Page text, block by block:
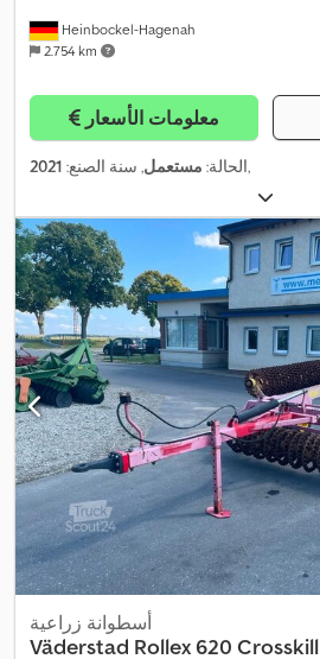
Heinbockel-Hagenah
2.754 km
معلومات الأسعار
الحالة: مستعمل, سنة الصنع: 2021 ,
أسطوانة زراعية
Väderstad Rollex 620 Crosskill